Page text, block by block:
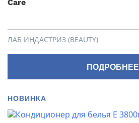
Care
ЛАБ ИНДАСТРИЗ (BEAUTY)
ПОДРОБНЕЕ
НОВИНКА